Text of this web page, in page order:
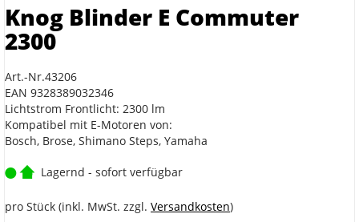
Knog Blinder E Commuter
2300
Art.-Nr.43206
EAN 9328389032346
Lichtstrom Frontlicht: 2300 lm
Kompatibel mit E-Motoren von:
Bosch, Brose, Shimano Steps, Yamaha
Lagernd - sofort verfügbar
pro Stück (inkl. MwSt. zzgl. Versandkosten)